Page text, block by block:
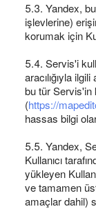
5.3. Yandex,
işlevlerine)
korumak için
5.4. Servis'i
aracılığıyla
bu tür Servis'in
(https://
hassas bilgi
5.5. Yandex,
Kullanıcı
yükleyen
ve tamamen
amaçlar dahil)